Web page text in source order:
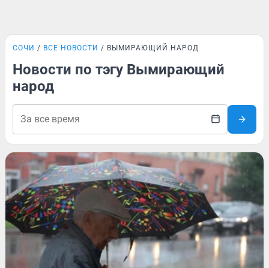
СОЧИ ВСЕ НОВОСТИ ВЫМИРАЮЩИЙ НАРОД
Новости по тэгу Вымирающий
народ